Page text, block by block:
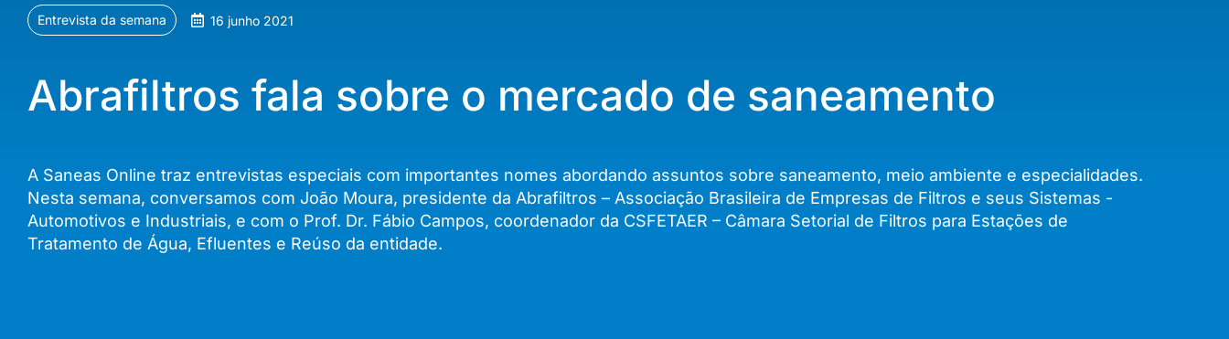
Entrevista da semana 16 junho 2021
Abrafiltros fala sobre o mercado de saneamento
A Saneas Online traz entrevistas especiais com importantes nomes abordando assuntos sobre saneamento, meio ambiente e especialidades.
Nesta semana, conversamos com João Moura, presidente da Abrafiltros – Associação Brasileira de Empresas de Filtros e seus Sistemas -
Automotivos e Industriais, e com o Prof. Dr. Fábio Campos, coordenador da CSFETAER – Câmara Setorial de Filtros para Estações de
Tratamento de Água, Efluentes e Reúso da entidade.